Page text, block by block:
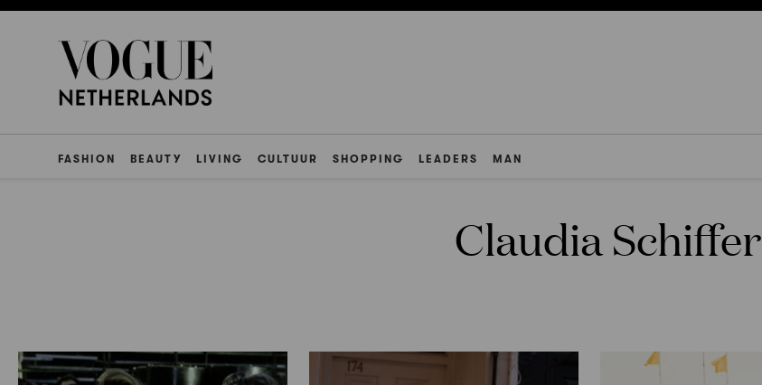
FASHION BEAUTY LIVING CULTUUR SHOPPING LEADERS MAN
Claudia Schiffer